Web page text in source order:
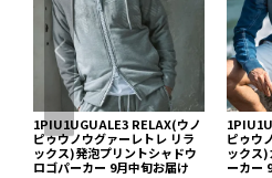
1PIU1UGUALE3 RELAX(ウノ
ピゥウノウグァーレトレ リラ
ックス)発泡プリントシャドウ
ロゴパーカー 9月中旬お届け
ピゥウ
ックス)
ーカー